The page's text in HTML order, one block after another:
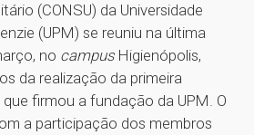
(CONSU) da Universidade
(UPM) se reuniu na última
no campus Higienópolis,
da realização da primeira
que firmou a fundação da UPM. O
a participação dos membros